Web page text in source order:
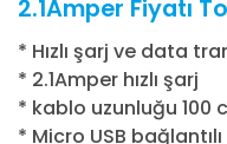
2.1Amper Fiyatı
* Hızlı şarj ve data
* 2.1Amper hızlı şarj
* kablo uzunluğu 100
* Micro USB